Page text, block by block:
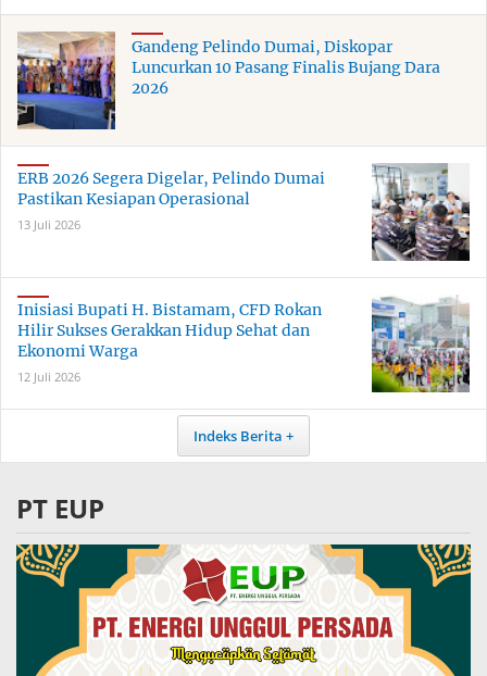
Gandeng Pelindo Dumai, Diskopar
Luncurkan 10 Pasang Finalis Bujang Dara
2026
ERB 2026 Segera Digelar, Pelindo Dumai
Pastikan Kesiapan Operasional
13 Juli 2026
Inisiasi Bupati H. Bistamam, CFD Rokan
Hilir Sukses Gerakkan Hidup Sehat dan
Ekonomi Warga
12 Juli 2026
Indeks Berita
PT EUP